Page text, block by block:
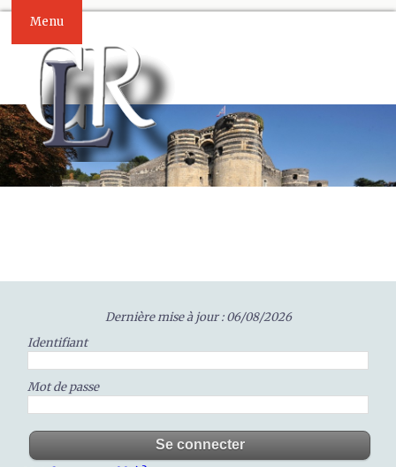
Menu
Dernière mise à jour : 06/08/2026
Identifiant
Mot de passe